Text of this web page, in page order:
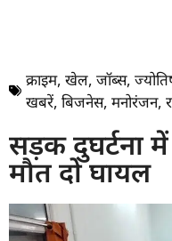
क्राइम, खेल, जॉब्स,
खबरें, बिजनेस, मनोरंजन,
सड़क दुघर्टना में
मौत दो घायल